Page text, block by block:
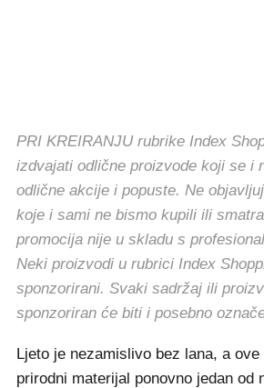
PRI KREIRANJU rubrike Index
izdvajati odlične proizvode koji se i
odlične akcije i popuste. Ne
koje i sami ne bismo kupili ili
promocija nije u skladu s
Neki proizvodi u rubrici Index
sponzorirani. Svaki sadržaj ili
sponzoriran će biti i posebno
Ljeto je nezamislivo bez lana, a
prirodni materijal ponovno jedan od